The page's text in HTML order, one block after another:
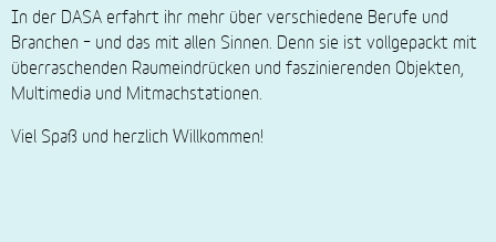
In der DASA erfahrt ihr mehr über verschiedene Berufe und
Branchen – und das mit allen Sinnen. Denn sie ist vollgepackt mit
überraschenden Raumeindrücken und faszinierenden Objekten,
Multimedia und Mitmachstationen.
Viel Spaß und herzlich Willkommen!